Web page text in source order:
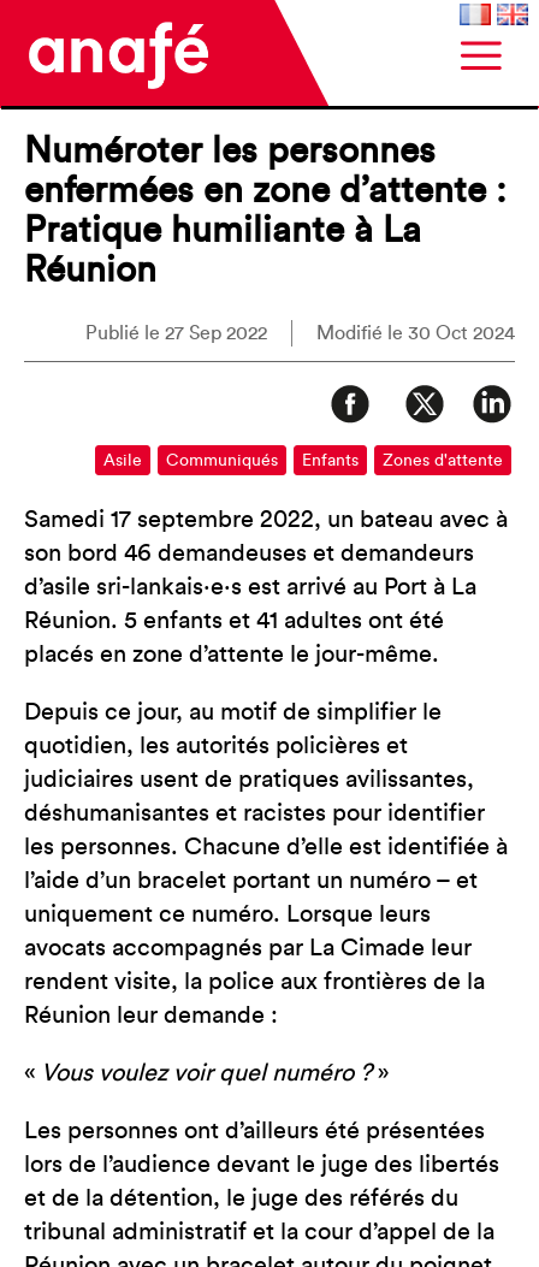
Numéroter les personnes
enfermées en zone d’attente :
Pratique humiliante à La
Réunion
Publié le 27 Sep 2022 Modifié le 30 Oct 2024
Asile Communiqués Enfants Zones d'attente
Samedi 17 septembre 2022, un bateau avec à
son bord 46 demandeuses et demandeurs
d’asile sri-lankais·e·s est arrivé au Port à La
Réunion. 5 enfants et 41 adultes ont été
placés en zone d’attente le jour-même.
Depuis ce jour, au motif de simplifier le
quotidien, les autorités policières et
judiciaires usent de pratiques avilissantes,
déshumanisantes et racistes pour identifier
les personnes. Chacune d’elle est identifiée à
l’aide d’un bracelet portant un numéro – et
uniquement ce numéro. Lorsque leurs
avocats accompagnés par La Cimade leur
rendent visite, la police aux frontières de la
Réunion leur demande :
« Vous voulez voir quel numéro ?»
Les personnes ont d’ailleurs été présentées
lors de l’audience devant le juge des libertés
et de la détention, le juge des référés du
tribunal administratif et la cour d’appel de la